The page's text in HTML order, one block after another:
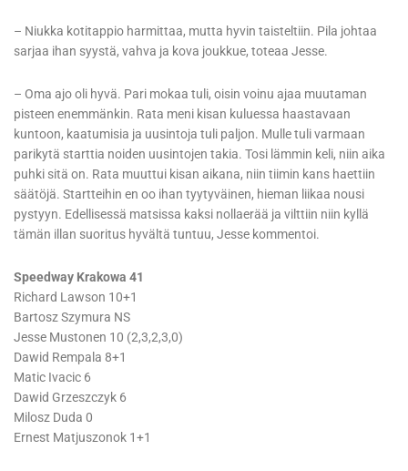
– Niukka kotitappio harmittaa, mutta hyvin taisteltiin. Pila johtaa
sarjaa ihan syystä, vahva ja kova joukkue, toteaa Jesse.
– Oma ajo oli hyvä. Pari mokaa tuli, oisin voinu ajaa muutaman
pisteen enemmänkin. Rata meni kisan kuluessa haastavaan
kuntoon, kaatumisia ja uusintoja tuli paljon. Mulle tuli varmaan
parikytä starttia noiden uusintojen takia. Tosi lämmin keli, niin aika
puhki sitä on. Rata muuttui kisan aikana, niin tiimin kans haettiin
säätöjä. Startteihin en oo ihan tyytyväinen, hieman liikaa nousi
pystyyn. Edellisessä matsissa kaksi nollaerää ja vilttiin niin kyllä
tämän illan suoritus hyvältä tuntuu, Jesse kommentoi.
Speedway Krakowa 41
Richard Lawson 10+1
Bartosz Szymura NS
Jesse Mustonen 10 (2,3,2,3,0)
Dawid Rempala 8+1
Matic Ivacic 6
Dawid Grzeszczyk 6
Milosz Duda 0
Ernest Matjuszonok 1+1